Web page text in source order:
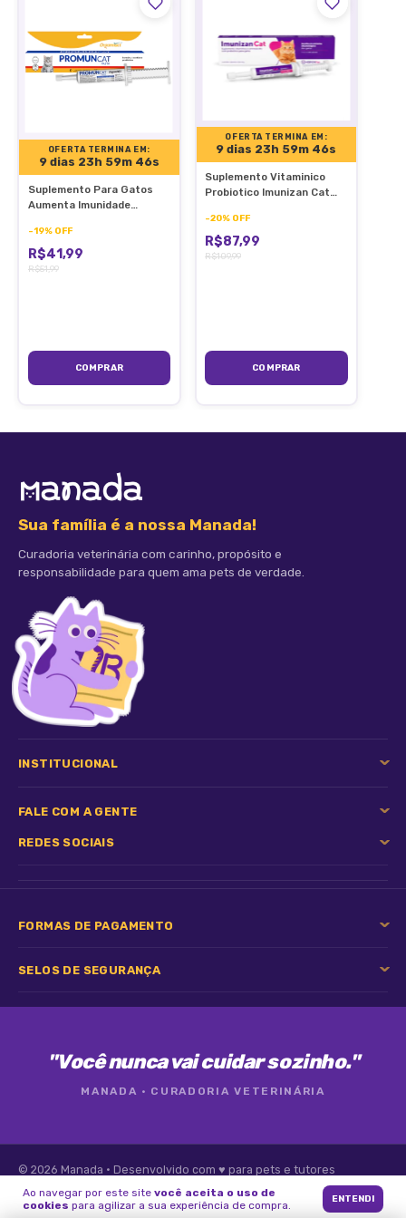
Ao navegar por este site você aceita o uso de
cookies para agilizar a sua experiência de compra. ENTENDI
OFERTA TERMINA EM:
9 dias 23h 59m 46s
Suplemento Para Gatos
Aumenta Imunidade
-19% OFF
R$41,99
R$51,99
OFERTA TERMINA EM:
9 dias 23h 59m 46s
Suplemento Vitaminico
Probiotico Imunizan Cat
-20% OFF
R$87,99
R$109,99
Sua família é a nossa Manada!
Curadoria veterinária com carinho, propósito e
responsabilidade para quem ama pets de verdade.
INSTITUCIONAL
FALE COM A GENTE
REDES SOCIAIS
FORMAS DE PAGAMENTO
SELOS DE SEGURANÇA
"Você nunca vai cuidar sozinho."
MANADA · CURADORIA VETERINÁRIA
© 2026 Manada · Desenvolvido com ♥ para pets e tutores